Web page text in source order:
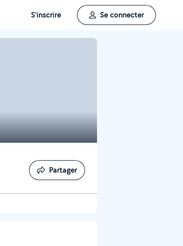
S'inscrire Se connecter
Partager
Partager